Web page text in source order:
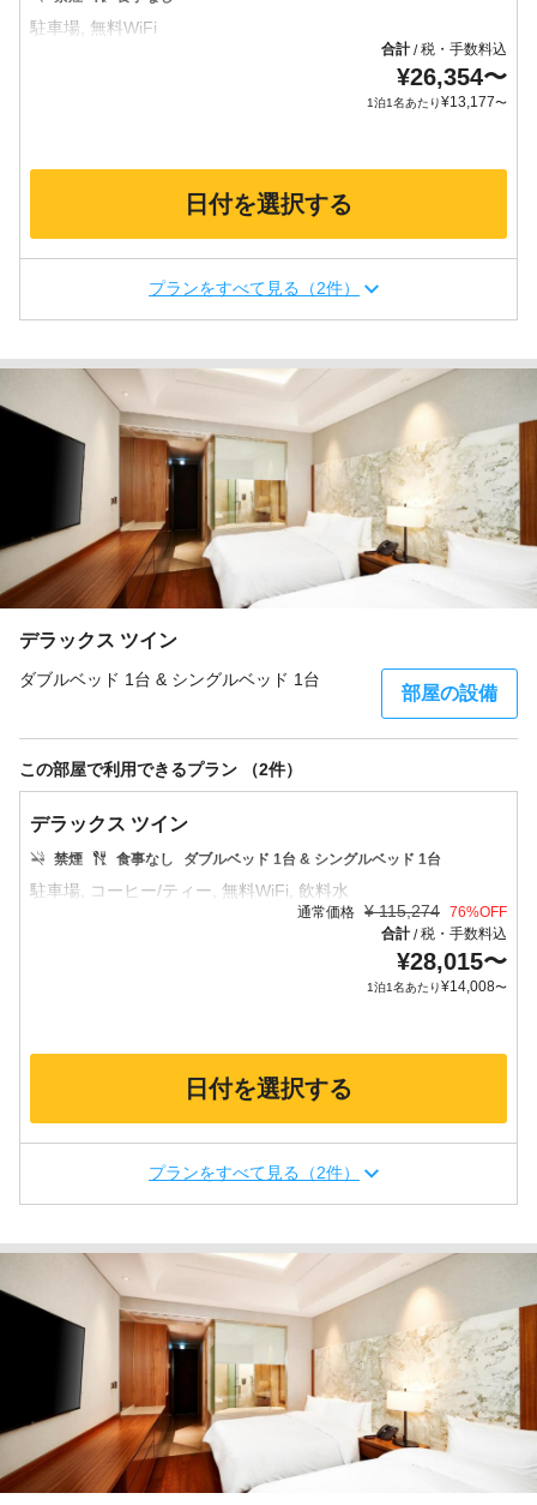
合計/税・手数料込
¥26,354〜
1泊1名あたり¥13,177〜
日付を選択する
プランをすべて見る（2件）
デラックス ツイン
ダブルベッド 1台 & シングルベッド 1台
部屋の設備
この部屋で利用できるプラン （2件）
デラックス ツイン
禁煙 食事なし ダブルベッド 1台 & シングルベッド 1台
通常価格 ¥ 115,274 76%OFF
合計/税・手数料込
¥28,015〜
1泊1名あたり¥14,008〜
日付を選択する
プランをすべて見る（2件）